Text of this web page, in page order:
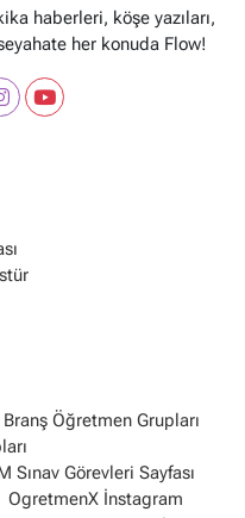
haberleri, köşe yazıları,
her konuda Flow!
Öğretmen Grupları
Sınav Görevleri Sayfası
OgretmenX İnstagram